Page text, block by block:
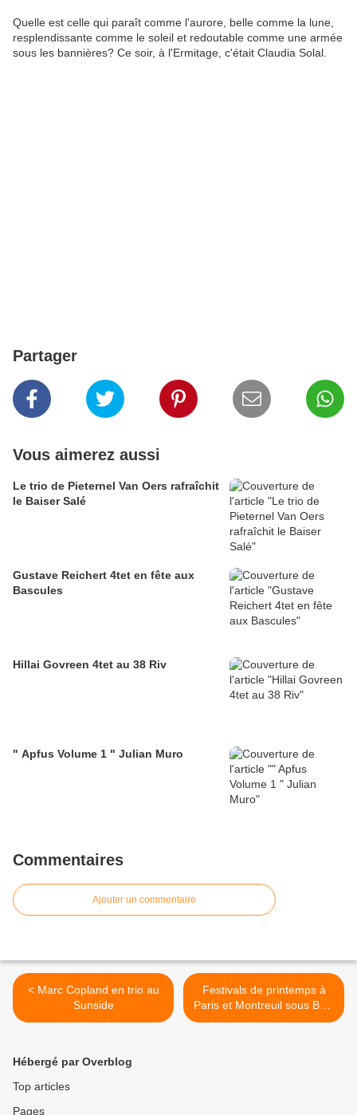
Quelle est celle qui paraît comme l'aurore, belle comme la lune,
resplendissante comme le soleil et redoutable comme une armée
sous les bannières? Ce soir, à l'Ermitage, c'était Claudia Solal.
Partager
Vous aimerez aussi
Le trio de Pieternel Van Oers rafraîchit
le Baiser Salé
Gustave Reichert 4tet en fête aux
Bascules
Hillai Govreen 4tet au 38 Riv
" Apfus Volume 1 " Julian Muro
Commentaires
Ajouter un commentaire
< Marc Copland en trio au
Sunside
Festivals de printemps à
Paris et Montreuil sous Bois
>
Hébergé par Overblog
Top articles
Pages